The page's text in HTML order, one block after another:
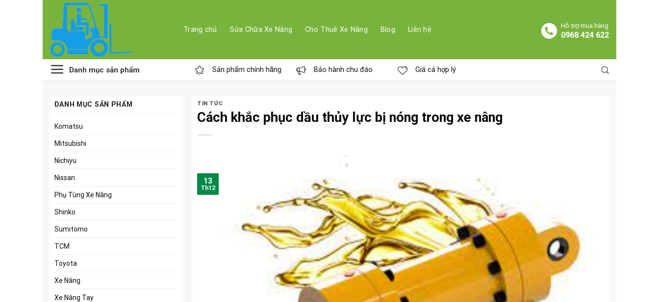
content
Trang chủ Sửa Chữa Xe Nâng Cho Thuê Xe Nâng Blog Liên hệ
Hỗ trợ mua hàng
0968 424 622
Danh mục sản phẩm Sản phẩm chính hãng Bảo hành chu đáo Giá cả hợp lý
DANH MỤC SẢN PHẨM
Komatsu
Mitsubishi
Nichiyu
Nissan
Phụ Tùng Xe Nâng
Shinko
Sumitomo
TCM
Toyota
Xe Nâng
Xe Nâng Tay
TIN TỨC
Cách khắc phục dầu thủy lực bị nóng trong xe nâng
13
Th12